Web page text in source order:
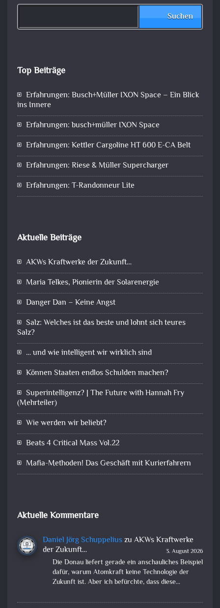
Suchen
Top Beiträge
Erfahrungen: Busch+Müller IXON Space – Ein Blick
ins Innere
Erfahrungen: busch+müller IXON Space
Erfahrungen: Kettler Cargoline HT 600 E-CA Belt
Erfahrungen: Riese & Müller Supercharger
Erfahrungen: T-Randonneur Lite
Aktuelle Beiträge
AKWs Kraftwerke der Zukunft…
Maria Telkes, Pionierin der Solarenergie
Danger Dan – Keine Angst
Salz: Welches ist das beste und lohnt sich teures
Salz?
… und wie intelligent wir wirklich sind
Können Staaten endlos Schulden machen?
Superintelligenz? | The Future with Hannah Fry
(Mehrteiler)
Wie werden wir beliebt?
Beats 4 Critical Mass Vol.22
Mafia-Methoden! Das Geschäft mit Kurierfahrern
Aktuelle Kommentare
Daniel Jörg Schuppeliuszu AKWs Kraftwerke
der Zukunft…
3. August 2026
Die Donau liefert gerade ein anschauliches Beispiel
dafür, warum Atomkraft keine Technologie der
Zukunft ist. Aber ich befürchte, dass diese…